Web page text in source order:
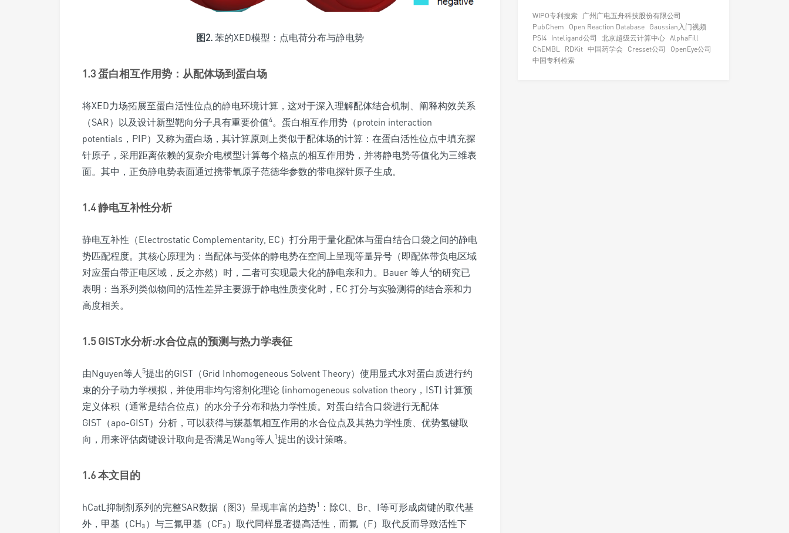
图2. 苯的XED模型：点电荷分布与静电势
1.3 蛋白相互作用势：从配体场到蛋白场
将XED力场拓展至蛋白活性位点的静电环境计算，这对于深入理解配体结合机制、阐释构效关系
（SAR）以及设计新型靶向分子具有重要价值4。蛋白相互作用势（protein interaction
potentials，PIP）又称为蛋白场，其计算原则上类似于配体场的计算：在蛋白活性位点中填充探
针原子，采用距离依赖的复杂介电模型计算每个格点的相互作用势，并将静电势等值化为三维表
面。其中，正负静电势表面通过携带氧原子范德华参数的带电探针原子生成。
1.4 静电互补性分析
静电互补性（Electrostatic Complementarity, EC）打分用于量化配体与蛋白结合口袋之间的静电
势匹配程度。其核心原理为：当配体与受体的静电势在空间上呈现等量异号（即配体带负电区域
对应蛋白带正电区域，反之亦然）时，二者可实现最大化的静电亲和力。Bauer 等人 4的研究已
表明：当系列类似物间的活性差异主要源于静电性质变化时，EC 打分与实验测得的结合亲和力
高度相关。
1.5 GIST水分析:水合位点的预测与热力学表征
由Nguyen等人 5提出的GIST（Grid Inhomogeneous Solvent Theory）使用显式水对蛋白质进行约
束的分子动力学模拟，并使用非均匀溶剂化理论 (inhomogeneous solvation theory，IST) 计算预
定义体积（通常是结合位点）的水分子分布和热力学性质。对蛋白结合口袋进行无配体
GIST（apo-GIST）分析，可以获得与羰基氧相互作用的水合位点及其热力学性质、优势氢键取
向，用来评估卤键设计取向是否满足Wang等人 1提出的设计策略。
1.6 本文目的
hCatL抑制剂系列的完整SAR数据（图3）呈现丰富的趋势1 ：除Cl、Br、I等可形成卤键的取代基
外，甲基（CH₃）与三氟甲基（CF₃）取代同样显著提高活性，而氟（F）取代反而导致活性下
WIPO专利搜索 广州广电五舟科技股份有限公司
PubChem
Open Reaction Database Gaussian入门视频
PSI4 Inteligand公司 北京超级云计算中心 AlphaFill
ChEMBL RDKit 中国药学会 Cresset公司
OpenEye公司
中国专利检索